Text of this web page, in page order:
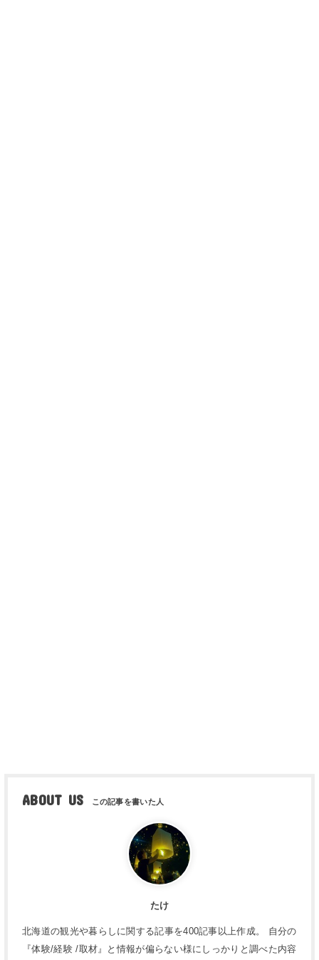
ABOUT US
たけ
北海道の観光や暮らしに関する記事を400記事以上作成。 自分の
『体験/経験 /取材』と情報が偏らない様にしっかりと調べた内容